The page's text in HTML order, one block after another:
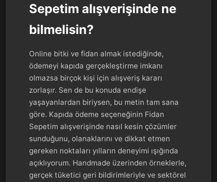
Sepetim alışverişinde ne
bilmelisin?
Online bitki ve fidan almak istediğinde,
ödemeyi kapıda gerçekleştirme imkanı
olmazsa birçok kişi için alışveriş kararı
zorlaşır. Sen de bu konuda endişe
yaşayanlardan biriysen, bu metin tam sana
göre. Kapıda ödeme seçeneğinin Fidan
Sepetim alışverişinde nasıl kesin çözümler
sunduğunu, olanaklarını ve dikkat etmen
gereken noktaları yılların deneyimi ışığında
açıklıyorum. Handmade üzerinden örneklerle,
gerçek tüketici geri bildirimleriyle ve sektörel